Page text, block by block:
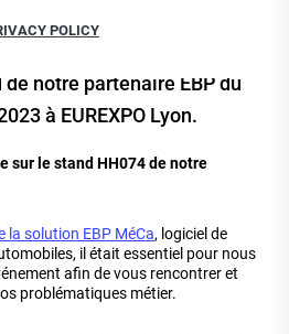
AUTO, notre équipe sera
notre partenaire EBP du
à EUREXPO Lyon.
sur le stand HH074 de notre
la solution EBP MéCa, logiciel de
il était essentiel pour nous
afin de vous rencontrer et
problématiques métier.
POLICY